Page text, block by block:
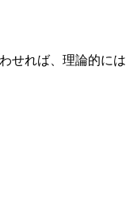
せれば、理論的には